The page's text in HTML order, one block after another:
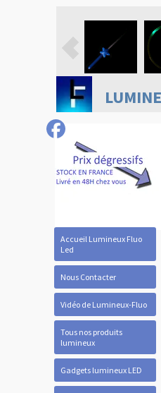
Accueil Lumineux Fluo
Led
Nous Contacter
Vidéo de Lumineux-Fluo
Tous nos produits
lumineux
Gadgets lumineux LED